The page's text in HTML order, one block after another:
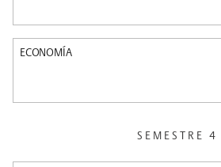
ECONOMÍA
SEMESTRE 4